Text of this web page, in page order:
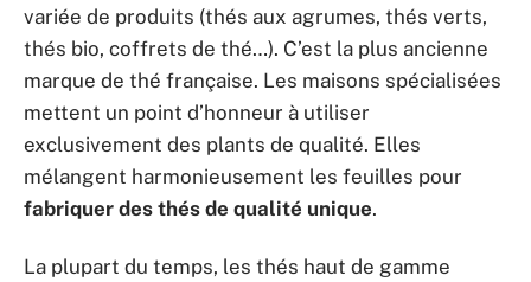
variée de produits (thés aux agrumes, thés verts,
thés bio, coffrets de thé…). C’est la plus ancienne
marque de thé française. Les maisons spécialisées
mettent un point d’honneur à utiliser
exclusivement des plants de qualité. Elles
mélangent harmonieusement les feuilles pour
fabriquer des thés de qualité unique.
La plupart du temps, les thés haut de gamme